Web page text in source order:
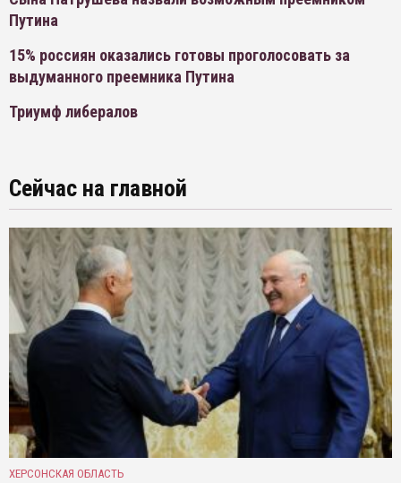
Путина
15% россиян оказались готовы проголосовать за
выдуманного преемника Путина
Триумф либералов
Сейчас на главной
ХЕРСОНСКАЯ ОБЛАСТЬ